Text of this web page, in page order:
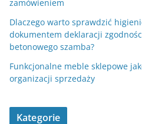
zamówieniem
Dlaczego warto sprawdzić
dokumentem deklaracji
betonowego szamba?
Funkcjonalne meble sklepowe
organizacji sprzedaży
Kategorie